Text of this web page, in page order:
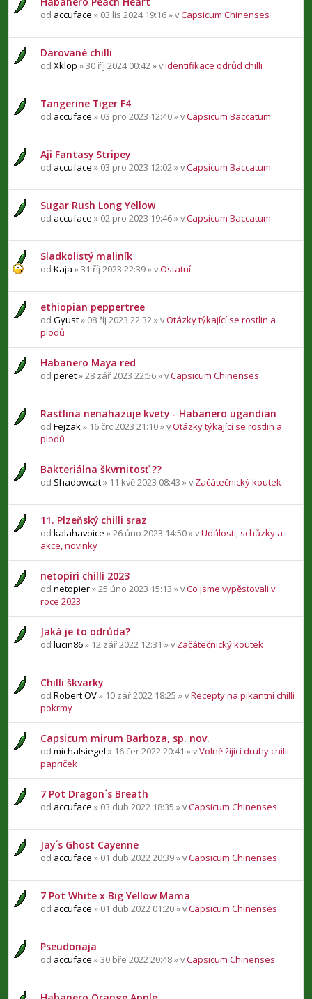
od accuface » 03 lis 2024 19:16 » vCapsicum Chinenses
Darované chilli
od Xklop » 30 říj 2024 00:42 » vIdentifikace odrůd chilli
Tangerine Tiger F4
od accuface » 03 pro 2023 12:40 » vCapsicum Baccatum
Aji Fantasy Stripey
od accuface » 03 pro 2023 12:02 » vCapsicum Baccatum
Sugar Rush Long Yellow
od accuface » 02 pro 2023 19:46 » vCapsicum Baccatum
Sladkolistý maliník
od Kaja » 31 říj 2023 22:39 » vOstatní
ethiopian peppertree
od Gyust» 08 říj 2023 22:32 » vOtázky týkající se rostlin a
plodů
Habanero Maya red
od peret» 28 zář 2023 22:56 » vCapsicum Chinenses
Rastlina nenahazuje kvety - Habanero ugandian
od Fejzak » 16 črc 2023 21:10 » vOtázky týkající se rostlin a
plodů
Bakteriálna škvrnitosť ??
od Shadowcat» 11 kvě 2023 08:43 » vZačátečnický koutek
11. Plzeňský chilli sraz
od kalahavoice » 26 úno 2023 14:50 » vUdálosti, schůzky a
akce, novinky
netopiri chilli 2023
od netopier» 25 úno 2023 15:13 » vCo jsme vypěstovali v
roce 2023
Jaká je to odrůda?
od lucin86» 12 zář 2022 12:31 » vZačátečnický koutek
Chilli škvarky
od Robert OV» 10 zář 2022 18:25 » vRecepty na pikantní chilli
pokrmy
Capsicum mirum Barboza, sp. nov.
od michalsiegel » 16 čer 2022 20:41 » vVolně žijící druhy chilli
papriček
7 Pot Dragon´s Breath
od accuface » 03 dub 2022 18:35 » vCapsicum Chinenses
Jay´s Ghost Cayenne
od accuface » 01 dub 2022 20:39 » vCapsicum Chinenses
7 Pot White x Big Yellow Mama
od accuface » 01 dub 2022 01:20 » vCapsicum Chinenses
Pseudonaja
od accuface » 30 bře 2022 20:48 » vCapsicum Chinenses